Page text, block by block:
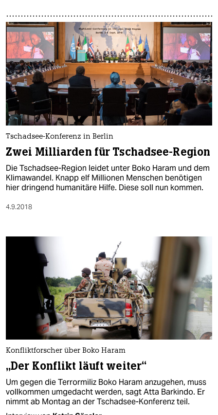
Tschadsee-Konferenz in Berlin
Zwei Milliarden für Tschadsee-Region
Die Tschadsee-Region leidet unter Boko Haram und dem
Klimawandel. Knapp elf Millionen Menschen benötigen
hier dringend humanitäre Hilfe. Diese soll nun kommen.
4.9.2018
Konfliktforscher über Boko Haram
„Der Konflikt läuft weiter“
Um gegen die Terrormiliz Boko Haram anzugehen, muss
vollkommen umgedacht werden, sagt Atta Barkindo. Er
nimmt ab Montag an der Tschadsee-Konferenz teil.